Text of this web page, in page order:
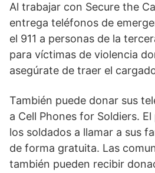
Al trabajar con Secure the
entrega teléfonos de
el 911 a personas de la
para víctimas de violencia
asegúrate de traer el
También puede donar sus
​​a Cell Phones for Soldiers.
los soldados a llamar a sus
de forma gratuita. Las
también pueden recibir